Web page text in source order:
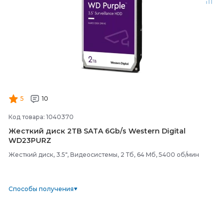
5 10
Код товара: 1040370
Жесткий диск 2TB SATA 6Gb/s Western Digital
WD23PURZ
Жесткий диск, 3.5", Видеосистемы, 2 Тб, 64 Мб, 5400 об/мин
Способы получения